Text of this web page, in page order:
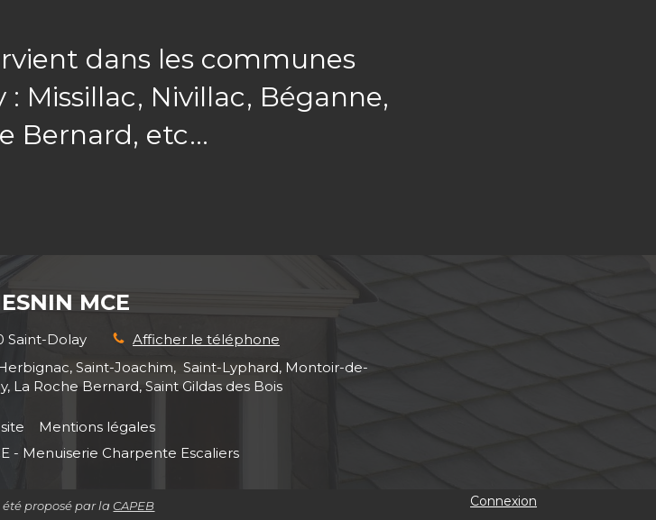
dans les communes
Missillac, Nivillac, Béganne,
Bernard, etc...
MCE
Saint-Dolay
Afficher le téléphone
Saint-Joachim, Saint-Lyphard, Montoir-de-
La Roche Bernard, Saint Gildas des Bois
Mentions légales
- Menuiserie Charpente Escaliers
été proposé par laCAPEB Connexion